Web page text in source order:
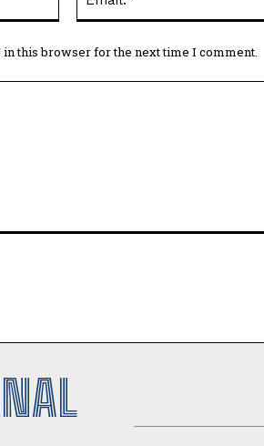
in this browser for the next time I comment.